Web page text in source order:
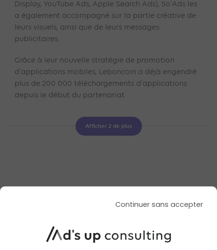
Display, YouTube Ads, Apple Search Ads), So'Ads les
a également accompagné sur la partie créative de
leurs visuels, ainsi que de leurs messages
publicitaires.
Grâce à leur nouvelle stratégie de promotion
d'applications mobiles, Leboncoin a déjà engendré
plus de 200 000 téléchargements d'applications
depuis le début du partenariat.
Afficher 2 de plus
Continuer sans accepter